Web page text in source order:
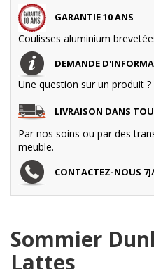
GARANTIE 10 ANS
Coulisses aluminium
DEMANDE
Une question sur un produit
LIVRAISON DANS
Par nos soins ou par des
meuble.
CONTACTEZ-NOUS
Sommier
Lattes